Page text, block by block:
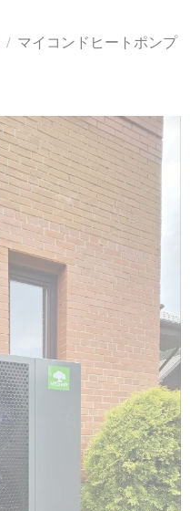
/ マイコンドヒートポンプ